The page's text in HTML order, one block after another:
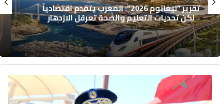
تقرير: 38% من المغاربة يخصصون أكثر من 40%
من دخلهم لسداد القروض
حموشي
يقرر
ترقية